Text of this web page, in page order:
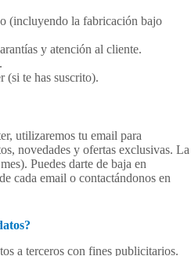
(incluyendo la fabricación bajo
y atención al cliente.
(si te has suscrito).
utilizaremos tu email para
novedades y ofertas exclusivas. La
Puedes darte de baja en
cada email o contactándonos en
a terceros con fines publicitarios.